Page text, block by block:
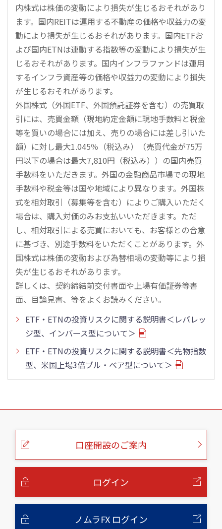
内株式は株価の変動により損失が生じるおそれがあり
ます。国内REITは運用する不動産の価格や収益力の変
動により損失が生じるおそれがあります。国内ETFお
よび国内ETNは連動する指数等の変動により損失が生
じるおそれがあります。国内インフラファンドは運用
するインフラ資産等の価格や収益力の変動により損失
が生じるおそれがあります。
外国株式（外国ETF、外国預託証券を含む）の売買取
引には、売買金額（現地約定金額に現地手数料と税金
等を買いの場合には加え、売りの場合には差し引いた
額）に対し最大1.045％（税込み）（売買代金が75万
円以下の場合は最大7,810円（税込み））の国内売買
手数料をいただきます。外国の金融商品市場での現地
手数料や税金等は国や地域により異なります。外国株
式を相対取引（募集等を含む）によりご購入いただく
場合は、購入対価のみお支払いいただきます。ただ
し、相対取引による売買においても、お客様との合意
に基づき、別途手数料をいただくことがあります。外
国株式は株価の変動および為替相場の変動等により損
失が生じるおそれがあります。
詳しくは、契約締結前交付書面や上場有価証券等書
面、目論見書、等をよくお読みください。
ETF・ETNの投資リスクに関する説明書＜レバレッ
ジ型、インバース型について＞
ETF・ETNの投資リスクに関する説明書＜先物指数
型、米国上場3倍ブル・ベア型について＞
こ
口座開設のご案内
ログイン
ノムラFX ログイン